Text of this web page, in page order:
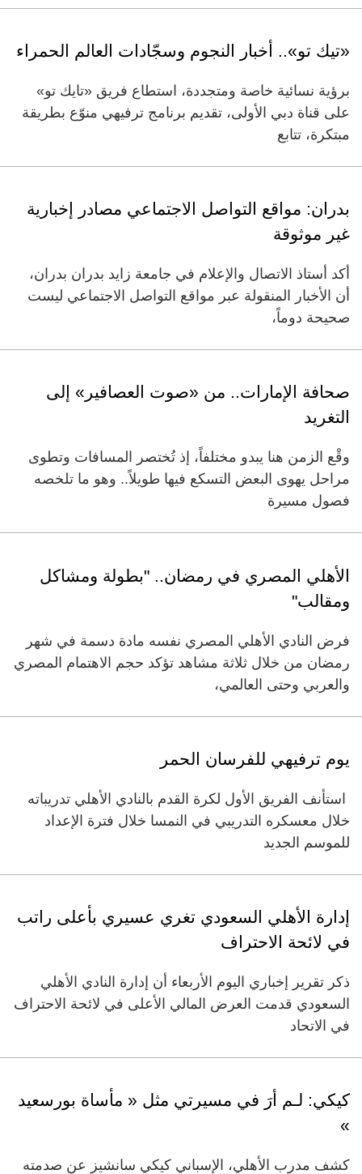
«تيك تو».. أخبار النجوم وسجّادات العالم الحمراء
برؤية نسائية خاصة ومتجددة، استطاع فريق «تايك تو»
على قناة دبي الأولى، تقديم برنامج ترفيهي منوّع بطريقة
مبتكرة، تتابع
بدران: مواقع التواصل الاجتماعي مصادر إخبارية
غير موثوقة
أكد أستاذ الاتصال والإعلام في جامعة زايد بدران بدران،
أن الأخبار المنقولة عبر مواقع التواصل الاجتماعي ليست
صحيحة دوماً،
صحافة الإمارات.. من «صوت العصافير» إلى
التغريد
وقْع الزمن هنا يبدو مختلفاً، إذ تُختصر المسافات وتطوى
مراحل يهوى البعض التسكع فيها طويلاً.. وهو ما تلخصه
فصول مسيرة
الأهلي المصري في رمضان.. "بطولة ومشاكل
ومقالب"
فرض النادي الأهلي المصري نفسه مادة دسمة في شهر
رمضان من خلال ثلاثة مشاهد تؤكد حجم الاهتمام المصري
والعربي وحتى العالمي،
يوم ترفيهي للفرسان الحمر
استأنف الفريق الأول لكرة القدم بالنادي الأهلي تدريباته
خلال معسكره التدريبي في النمسا خلال فترة الإعداد
للموسم الجديد
إدارة الأهلي السعودي تغري عسيري بأعلى راتب
في لائحة الاحتراف
ذكر تقرير إخباري اليوم الأربعاء أن إدارة النادي الأهلي
السعودي قدمت العرض المالي الأعلى في لائحة الاحتراف
في الاتحاد
كيكي: لـم أرَ في مسيرتي مثل « مأساة بورسعيد
»
كشف مدرب الأهلي، الإسباني كيكي سانشيز عن صدمته